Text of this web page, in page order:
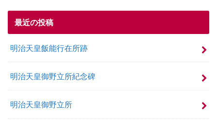
最近の投稿
明治天皇飯能行在所跡
明治天皇御野立所紀念碑
明治天皇御野立所